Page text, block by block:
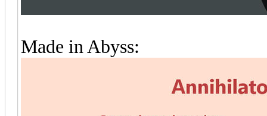
Made in Abyss: